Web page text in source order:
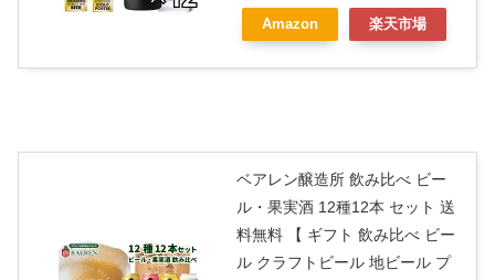
Amazon 楽天市場
ベアレン醸造所 飲み比べ ビー
ル・果実酒 12種12本 セット 送
料無料 【 ギフト 飲み比べ ビー
ル クラフトビール 地ビール プ